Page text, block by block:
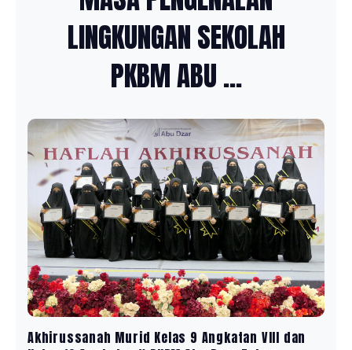
LINGKUNGAN SEKOLAH
PKBM ABU ...
Akhirussanah Murid Kelas 9 Angkatan VIII dan